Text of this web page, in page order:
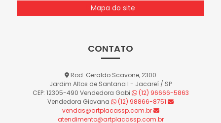
Mapa do site
CONTATO
Rod. Geraldo Scavone, 2300
Jardim Altos de Santana I - Jacareí / SP
CEP: 12305-490 Vendedora Gabi
(12) 96666-5863
Vendedora Giovana
(12) 98866-8751
vendas@artplacassp.com.br
atendimento@artplacassp.com.br